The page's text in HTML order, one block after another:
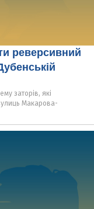
реверсивний
заторів, які
Макарова-